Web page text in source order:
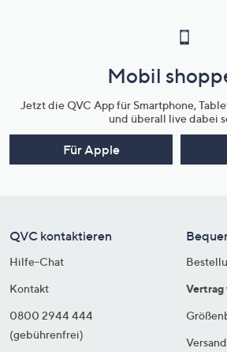
Mobil
Jetzt die QVC App für Smartphone,
und überall live dabei
Für Apple
QVC kontaktieren
Hilfe-Chat
Kontakt
0800 2944 444
(gebührenfrei)